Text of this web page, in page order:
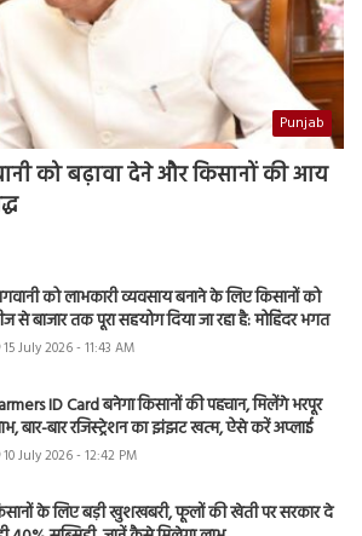
Punjab
को बढ़ावा देने और किसानों की आय
को लाभकारी व्यवसाय बनाने के लिए किसानों को
से बाजार तक पूरा सहयोग दिया जा रहा है: मोहिंदर भगत
15 July 2026 - 11:43 AM
ID Card बनेगा किसानों की पहचान, मिलेंगे भरपूर
बार-बार रजिस्ट्रेशन का झंझट खत्म, ऐसे करें अप्लाई
10 July 2026 - 12:42 PM
के लिए बड़ी खुशखबरी, फूलों की खेती पर सरकार दे